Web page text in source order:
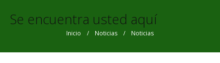
Se encuentra usted aquí
Inicio / Noticias / Noticias